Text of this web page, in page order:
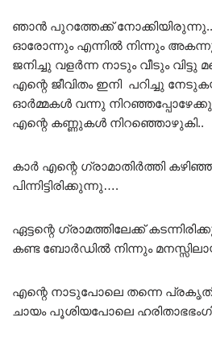
ഞാൻ പുറത്തേക്ക് നോക്കിയിരുന്നു..
ഓരോന്നും എന്നിൽ നിന്നും
ജനിച്ചു വളർന്ന നാടും വീടും വിട്ടു
എന്റെ ജീവിതം ഇനി പറിച്ചു
ഓർമ്മകൾ വന്നു
എന്റെ കണ്ണുകൾ നിറഞ്ഞൊഴുകി..
കാർ എന്റെ ഗ്രാമാതിർത്തി
പിന്നിട്ടിരിക്കുന്നു….
ഏട്ടന്റെ ഗ്രാമത്തിലേക്ക്
കണ്ട ബോർഡിൽ നിന്നും
എന്റെ നാടുപോലെ തന്നെ പ്രകൃതി
ചായം പൂശിയപോലെ